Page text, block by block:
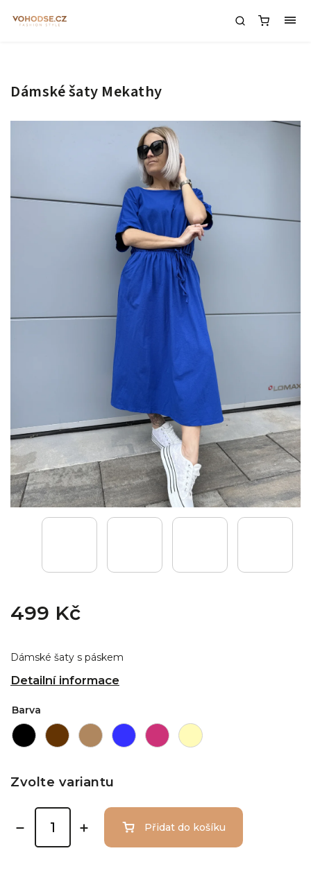
Dámské šaty Mekathy
499 Kč
Dámské šaty s páskem
Detailní informace
Barva
Zvolte variantu
Přidat do košíku